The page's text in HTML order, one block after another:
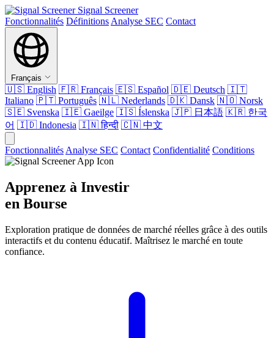
Signal Screener
Fonctionnalités Définitions Analyse SEC Contact
Français
🇺🇸 English 🇫🇷 Français 🇪🇸 Español 🇩🇪 Deutsch 🇮🇹
Italiano 🇵🇹 Português 🇳🇱 Nederlands 🇩🇰 Dansk 🇳🇴 Norsk
🇸🇪 Svenska 🇮🇪 Gaeilge 🇮🇸 Íslenska 🇯🇵 日本語 🇰🇷 한국
어 🇮🇩 Indonesia 🇮🇳हिन्दी 🇨🇳 中文
Fonctionnalités Analyse SEC Contact Confidentialité Conditions
Apprenez à Investir
en Bourse
Exploration pratique de données de marché réelles grâce à des outils
interactifs et du contenu éducatif. Maîtrisez le marché en toute
confiance.